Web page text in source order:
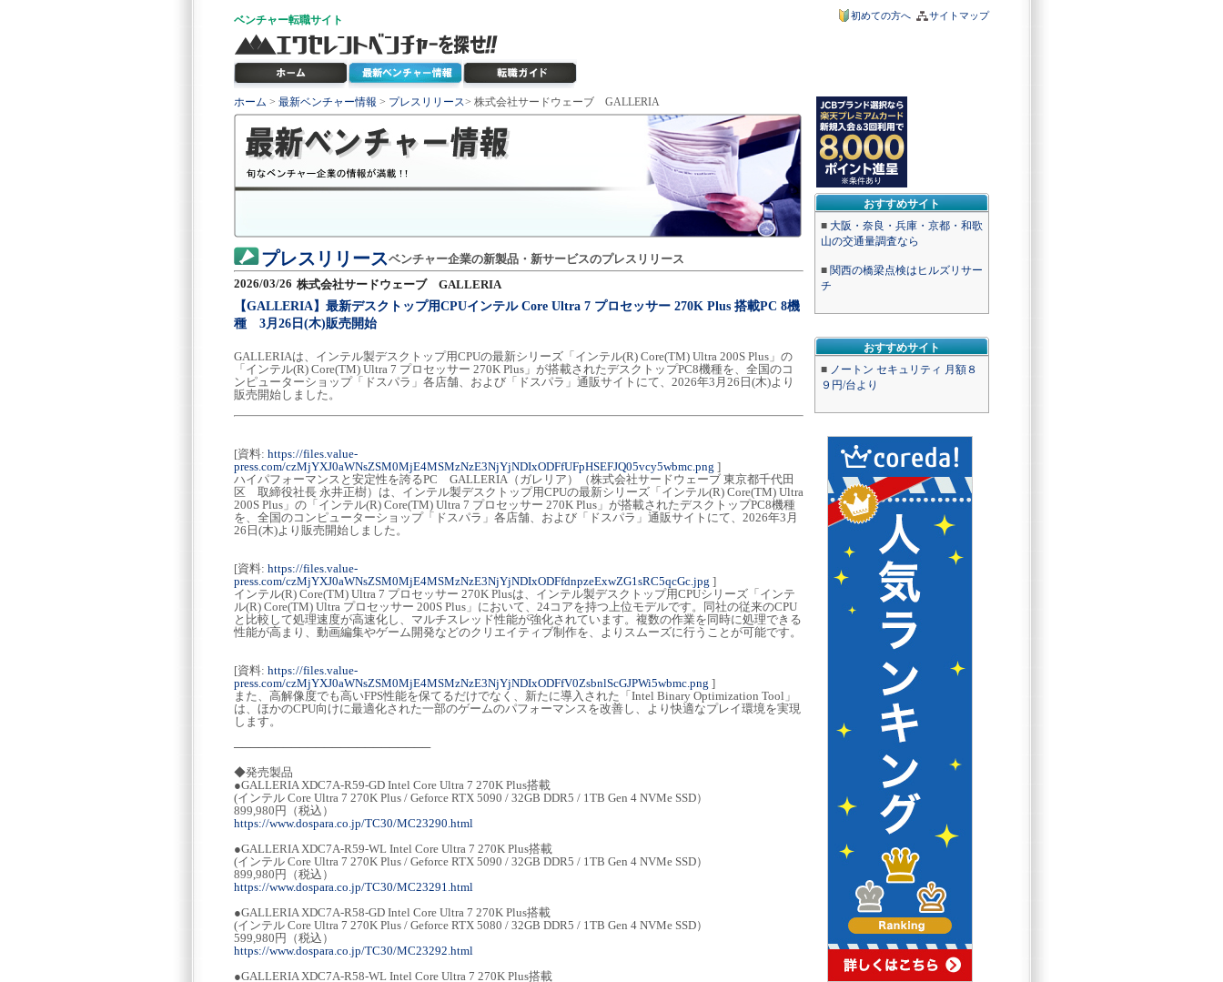
ベンチャー転職サイト サイトマップ
初めての方へ
おすすめサイト
■ 大阪・奈良・兵庫・京都・和歌
山の交通量調査なら
■ 関西の橋梁点検はヒルズリサー
チ
おすすめサイト
■ ノートン セキュリティ 月額８
９円/台より
ホーム > 最新ベンチャー情報 > プレスリリース> 株式会社サードウェーブ GALLERIA
プレスリリースベンチャー企業の新製品・新サービスのプレスリリース
2026/03/26 株式会社サードウェーブ GALLERIA
【GALLERIA】最新デスクトップ用CPUインテル Core Ultra 7 プロセッサー 270K Plus 搭載PC 8機
種 3月26日(木)販売開始
GALLERIAは、インテル製デスクトップ用CPUの最新シリーズ「インテル(R) Core(TM) Ultra 200S Plus」の
「インテル(R) Core(TM) Ultra 7 プロセッサー 270K Plus」が搭載されたデスクトップPC8機種を、全国のコ
ンピューターショップ「ドスパラ」各店舗、および「ドスパラ」通販サイトにて、2026年3月26日(木)より
販売開始しました。
[資料: https://files.value-
press.com/czMjYXJ0aWNsZSM0MjE4MSMzNzE3NjYjNDIxODFfUFpHSEFJQ05vcy5wbmc.png ]
ハイパフォーマンスと安定性を誇るPC GALLERIA（ガレリア）（株式会社サードウェーブ 東京都千代田
区 取締役社長 永井正樹）は、インテル製デスクトップ用CPUの最新シリーズ「インテル(R) Core(TM) Ultra
200S Plus」の「インテル(R) Core(TM) Ultra 7 プロセッサー 270K Plus」が搭載されたデスクトップPC8機種
を、全国のコンピューターショップ「ドスパラ」各店舗、および「ドスパラ」通販サイトにて、2026年3月
26日(木)より販売開始しました。
[資料: https://files.value-
press.com/czMjYXJ0aWNsZSM0MjE4MSMzNzE3NjYjNDIxODFfdnpzeExwZG1sRC5qcGc.jpg ]
インテル(R) Core(TM) Ultra 7 プロセッサー 270K Plusは、インテル製デスクトップ用CPUシリーズ「インテ
ル(R) Core(TM) Ultra プロセッサー 200S Plus」において、24コアを持つ上位モデルです。同社の従来のCPU
と比較して処理速度が高速化し、マルチスレッド性能が強化されています。複数の作業を同時に処理できる
性能が高まり、動画編集やゲーム開発などのクリエイティブ制作を、よりスムーズに行うことが可能です。
[資料: https://files.value-
press.com/czMjYXJ0aWNsZSM0MjE4MSMzNzE3NjYjNDIxODFfV0ZsbnlScGJPWi5wbmc.png ]
また、高解像度でも高いFPS性能を保てるだけでなく、新たに導入された「Intel Binary Optimization Tool」
は、ほかのCPU向けに最適化された一部のゲームのパフォーマンスを改善し、より快適なプレイ環境を実現
します。
────────────────────────
◆発売製品
●GALLERIA XDC7A-R59-GD Intel Core Ultra 7 270K Plus搭載
(インテル Core Ultra 7 270K Plus / Geforce RTX 5090 / 32GB DDR5 / 1TB Gen 4 NVMe SSD）
899,980円（税込）
https://www.dospara.co.jp/TC30/MC23290.html
●GALLERIA XDC7A-R59-WL Intel Core Ultra 7 270K Plus搭載
(インテル Core Ultra 7 270K Plus / Geforce RTX 5090 / 32GB DDR5 / 1TB Gen 4 NVMe SSD）
899,980円（税込）
https://www.dospara.co.jp/TC30/MC23291.html
●GALLERIA XDC7A-R58-GD Intel Core Ultra 7 270K Plus搭載
(インテル Core Ultra 7 270K Plus / Geforce RTX 5080 / 32GB DDR5 / 1TB Gen 4 NVMe SSD）
599,980円（税込）
https://www.dospara.co.jp/TC30/MC23292.html
●GALLERIA XDC7A-R58-WL Intel Core Ultra 7 270K Plus搭載